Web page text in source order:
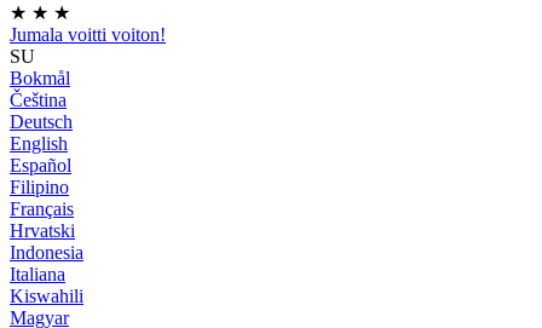
★ ★ ★
Jumala voitti voiton!
SU
Bokmål
Čeština
Deutsch
English
Español
Filipino
Français
Hrvatski
Indonesia
Italiana
Kiswahili
Magyar